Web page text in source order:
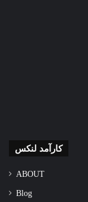
کارآمد لنکس
ABOUT
Blog